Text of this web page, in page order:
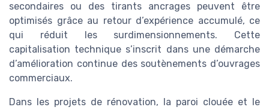
secondaires ou des tirants ancrages peuvent être
optimisés grâce au retour d’expérience accumulé, ce
qui réduit les surdimensionnements. Cette
capitalisation technique s’inscrit dans une démarche
d’amélioration continue des soutènements d’ouvrages
commerciaux.
Dans les projets de rénovation, la paroi clouée et le